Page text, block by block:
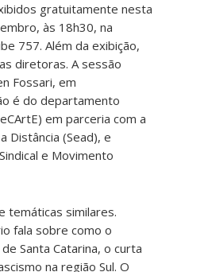
gratuitamente nesta
às 18h30, na
757. Além da exibição,
diretoras. A sessão
Fossari, em
é do departamento
em parceria com a
Distância (Sead), e
e Movimento
temáticas similares.
fala sobre como o
Santa Catarina, o curta
na região Sul. O